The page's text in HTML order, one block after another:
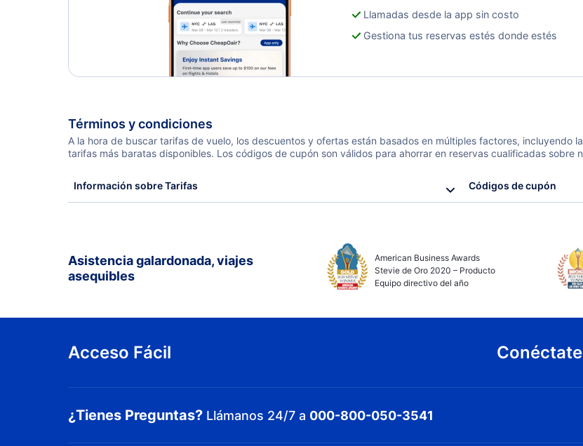
Llamadas desde la app sin costo
Gestiona tus reservas estés donde estés
Términos y condiciones
A la hora de buscar tarifas de vuelo, los descuentos y ofertas están basados en múltiples factores, incluyendo
tarifas más baratas disponibles. Los códigos de cupón son válidos para ahorrar en reservas cualificadas sobre
Información sobre Tarifas Códigos de cupón
Asistencia galardonada, viajes
asequibles
American Business Awards
Stevie de Oro 2020 – Producto
Equipo directivo del año
Acceso Fácil
¿Tienes Preguntas? Llámanos 24/7 a 000-800-050-3541